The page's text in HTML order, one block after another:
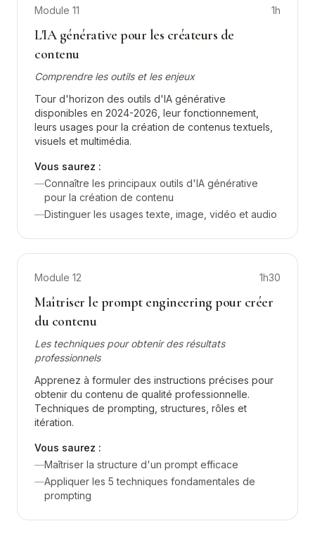
Module 11 1h
L'IA générative pour les créateurs de
contenu
Comprendre les outils et les enjeux
Tour d'horizon des outils d'IA générative
disponibles en 2024-2026, leur fonctionnement,
leurs usages pour la création de contenus textuels,
visuels et multimédia.
Vous saurez :
—Connaître les principaux outils d'IA générative
pour la création de contenu
—Distinguer les usages texte, image, vidéo et audio
Module 12 1h30
Maîtriser le prompt engineering pour créer
du contenu
Les techniques pour obtenir des résultats
professionnels
Apprenez à formuler des instructions précises pour
obtenir du contenu de qualité professionnelle.
Techniques de prompting, structures, rôles et
itération.
Vous saurez :
—Maîtriser la structure d'un prompt efficace
—Appliquer les 5 techniques fondamentales de
prompting